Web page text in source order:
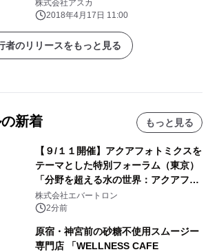
株式会社アスカ
2018年4月17日 11:00
者のリリースをもっと見る
新着 もっと見る
【９/１１開催】アクアフォトミクスを
テーマとした特別フォーラム（東京）
「分野を超える水の世界：アクアフォ
トミクスが切り拓く新しい科学の地
平」を開催
株式会社エバートロン
2分前
原宿・神宮前の砂糖不使用スムージー
専門店 「WELLNESS CAFE